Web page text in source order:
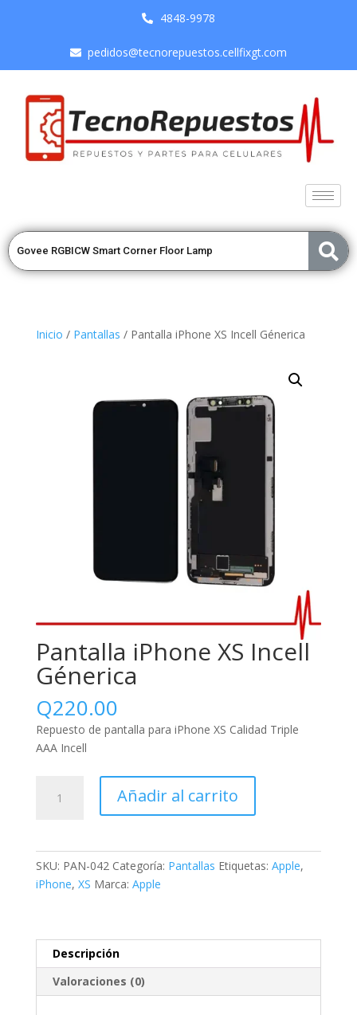
4848-9978
pedidos@tecnorepuestos.cellfixgt.com
Inicio / Pantallas / Pantalla iPhone XS Incell Génerica
Pantalla iPhone XS Incell
Génerica
Q220.00
Repuesto de pantalla para iPhone XS Calidad Triple
AAA Incell
Añadir al carrito
SKU: PAN-042 Categoría: Pantallas Etiquetas: Apple,
iPhone, XS Marca: Apple
Descripción
Valoraciones (0)